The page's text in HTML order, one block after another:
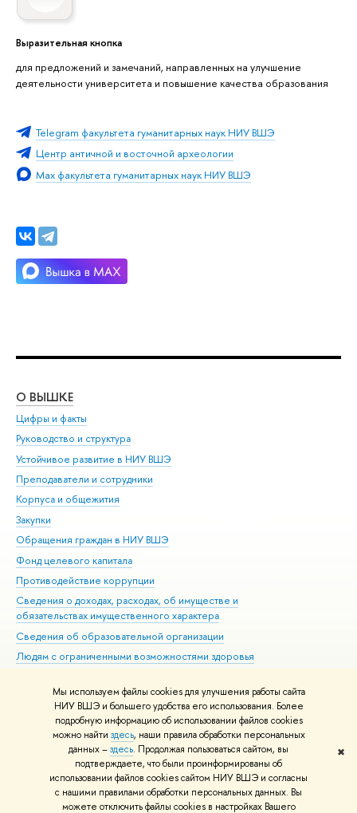
Мы используем файлы cookies для улучшения работы сайта
НИУ ВШЭ и большего удобства его использования. Более
подробную информацию об использовании файлов cookies
можно найти здесь, наши правила обработки персональных
данных –здесь. Продолжая пользоваться сайтом, вы
подтверждаете, что были проинформированы об
использовании файлов cookies сайтом НИУ ВШЭ и согласны
с нашими правилами обработки персональных данных. Вы
можете отключить файлы cookies в настройках Вашего
✖
Выразительная кнопка
для предложений и замечаний, направленных на улучшение
деятельности университета и повышение качества образования
Telegram факультета гуманитарных наук НИУ ВШЭ
Центр античной и восточной археологии
Max факультета гуманитарных наук НИУ ВШЭ
О ВЫШКЕ
Цифры и факты
Руководство и структура
Устойчивое развитие в НИУ ВШЭ
Преподаватели и сотрудники
Корпуса и общежития
Закупки
Обращения граждан в НИУ ВШЭ
Фонд целевого капитала
Противодействие коррупции
Сведения о доходах, расходах, об имуществе и
обязательствах имущественного характера
Сведения об образовательной организации
Людям с ограниченными возможностями здоровья
Работа в Вышке
© НИУ ВШЭ 1993–2026 Адреса и контакты Условия использования
материалов Политика конфиденциальности Карта сайта
Шрифты HSE Sans и HSE Slab разработаны вШколе дизайна НИУ ВШЭ